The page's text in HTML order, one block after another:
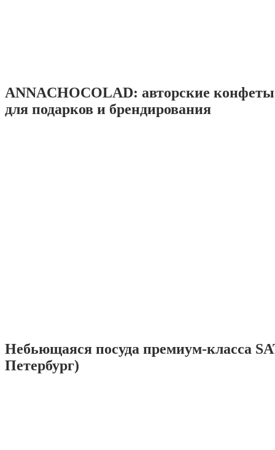
ANNACHOCOLAD: авторские
для подарков и брендирования
Небьющаяся посуда премиум-класса
Петербург)